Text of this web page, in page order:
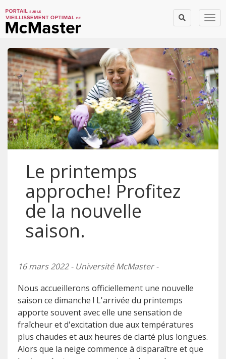
Le printemps
approche! Profitez
de la nouvelle
saison.
16 mars 2022 - Université McMaster -
Nous accueillerons officiellement une nouvelle
saison ce dimanche ! L'arrivée du printemps
apporte souvent avec elle une sensation de
fraîcheur et d'excitation due aux températures
plus chaudes et aux heures de clarté plus longues.
Alors que la neige commence à disparaître et que